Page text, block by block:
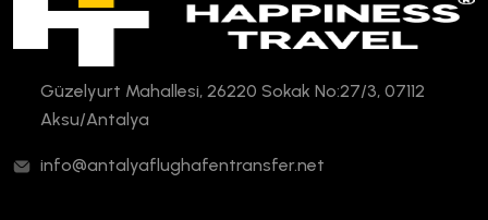
Güzelyurt Mahallesi, 26220 Sokak No:27/3, 07112
Aksu/Antalya
info@antalyaflughafentransfer.net